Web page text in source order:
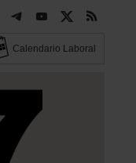
Calendario Laboral